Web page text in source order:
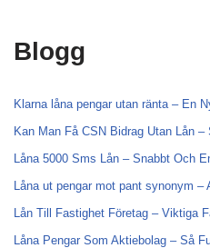
Blogg
Klarna låna pengar utan ränta – En
Kan Man Få CSN Bidrag Utan Lån –
Låna 5000 Sms Lån – Snabbt Och
Låna ut pengar mot pant synonym
Lån Till Fastighet Företag – Viktiga
Låna Pengar Som Aktiebolag – Så